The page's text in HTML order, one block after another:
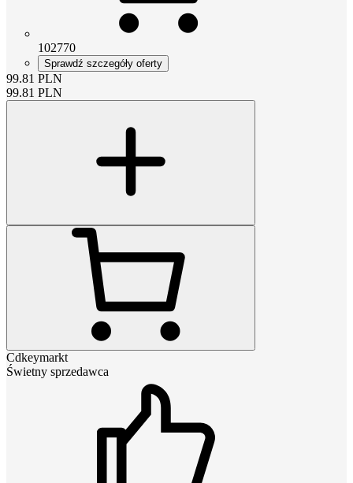
102770
Sprawdź szczegóły oferty
99.81 PLN
99.81 PLN
Cdkeymarkt
Świetny sprzedawca